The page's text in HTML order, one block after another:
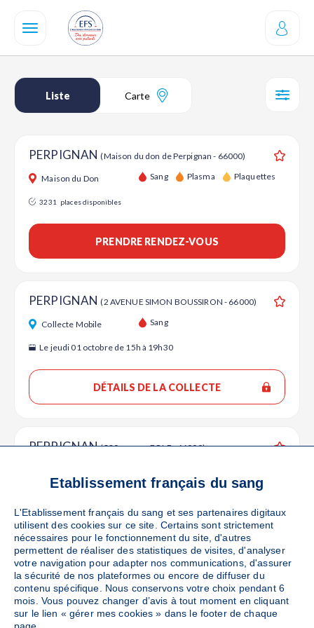
contenu
Liste Carte
PERPIGNAN(Maison du don de Perpignan - 66000)
Maison du Don Sang Plasma Plaquettes
3231 places disponibles
PRENDRE RENDEZ-VOUS
PERPIGNAN(2 AVENUE SIMON BOUSSIRON - 66000)
Collecte Mobile Sang
Le jeudi 01 octobre de 15h à 19h30
DÉTAILS DE LA COLLECTE
PERPIGNAN(380 avenue EOLE - 66000)
DÉTAILS DE LA COLLECTE
PERPIGNAN(RUE DES REMPARTS SAINT MATHIEU -
66000)
Etablissement français du sang
L'Etablissement français du sang et ses partenaires digitaux
utilisent des cookies sur ce site. Certains sont strictement
nécessaires pour le fonctionnement du site, d'autres
permettent de réaliser des statistiques de visites, d'analyser
votre navigation pour adapter nos communications, d'assurer
la sécurité de nos plateformes ou encore de diffuser du
contenu spécifique. Nous conservons votre choix pendant 6
mois. Vous pouvez changer d’avis à tout moment en cliquant
sur le lien « gérer mes cookies » dans le footer de chaque